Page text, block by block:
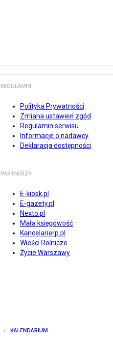
REGULAMIN
Polityka Prywatności
Zmiana ustawień zgód
Regulamin serwisu
Informacje o nadawcy
Deklaracja dostępności
PARTNERZY
E-kiosk.pl
E-gazety.pl
Nexto.pl
Mała księgowość
Kancelarierp.pl
Wieści Rolnicze
Życie Warszawy
KALENDARIUM